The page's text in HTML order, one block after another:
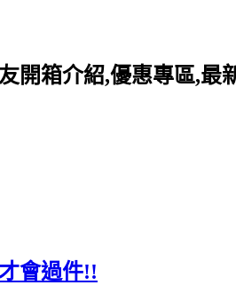
開箱介紹,優惠專區,最
會過件!!